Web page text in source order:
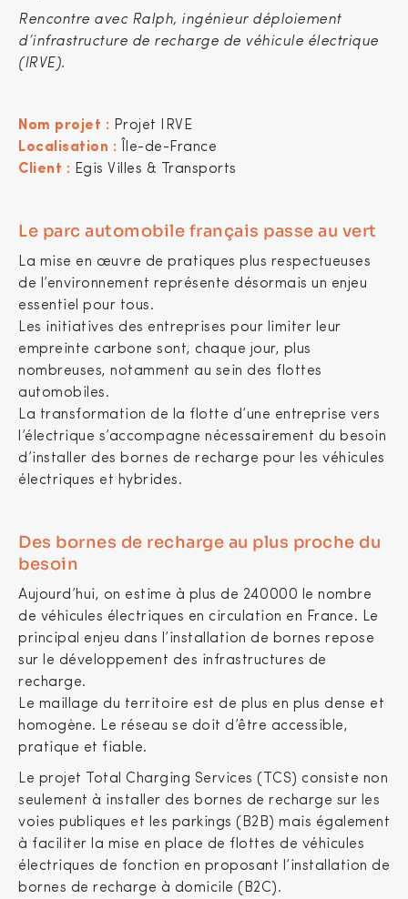
Rencontre avec Ralph, ingénieur déploiement
d’infrastructure de recharge de véhicule électrique
(IRVE).
Nom projet : Projet IRVE
Localisation : Île-de-France
Client : Egis Villes & Transports
Le parc automobile français passe au vert
La mise en œuvre de pratiques plus respectueuses
de l’environnement représente désormais un enjeu
essentiel pour tous.
Les initiatives des entreprises pour limiter leur
empreinte carbone sont, chaque jour, plus
nombreuses, notamment au sein des flottes
automobiles.
La transformation de la flotte d’une entreprise vers
l’électrique s’accompagne nécessairement du besoin
d’installer des bornes de recharge pour les véhicules
électriques et hybrides.
Des bornes de recharge au plus proche du
besoin
Aujourd’hui, on estime à plus de 240 000 le nombre
de véhicules électriques en circulation en France. Le
principal enjeu dans l’installation de bornes repose
sur le développement des infrastructures de
recharge.
Le maillage du territoire est de plus en plus dense et
homogène. Le réseau se doit d’être accessible,
pratique et fiable.
Le projet Total Charging Services (TCS) consiste non
seulement à installer des bornes de recharge sur les
voies publiques et les parkings (B2B) mais également
à faciliter la mise en place de flottes de véhicules
électriques de fonction en proposant l’installation de
bornes de recharge à domicile (B2C).